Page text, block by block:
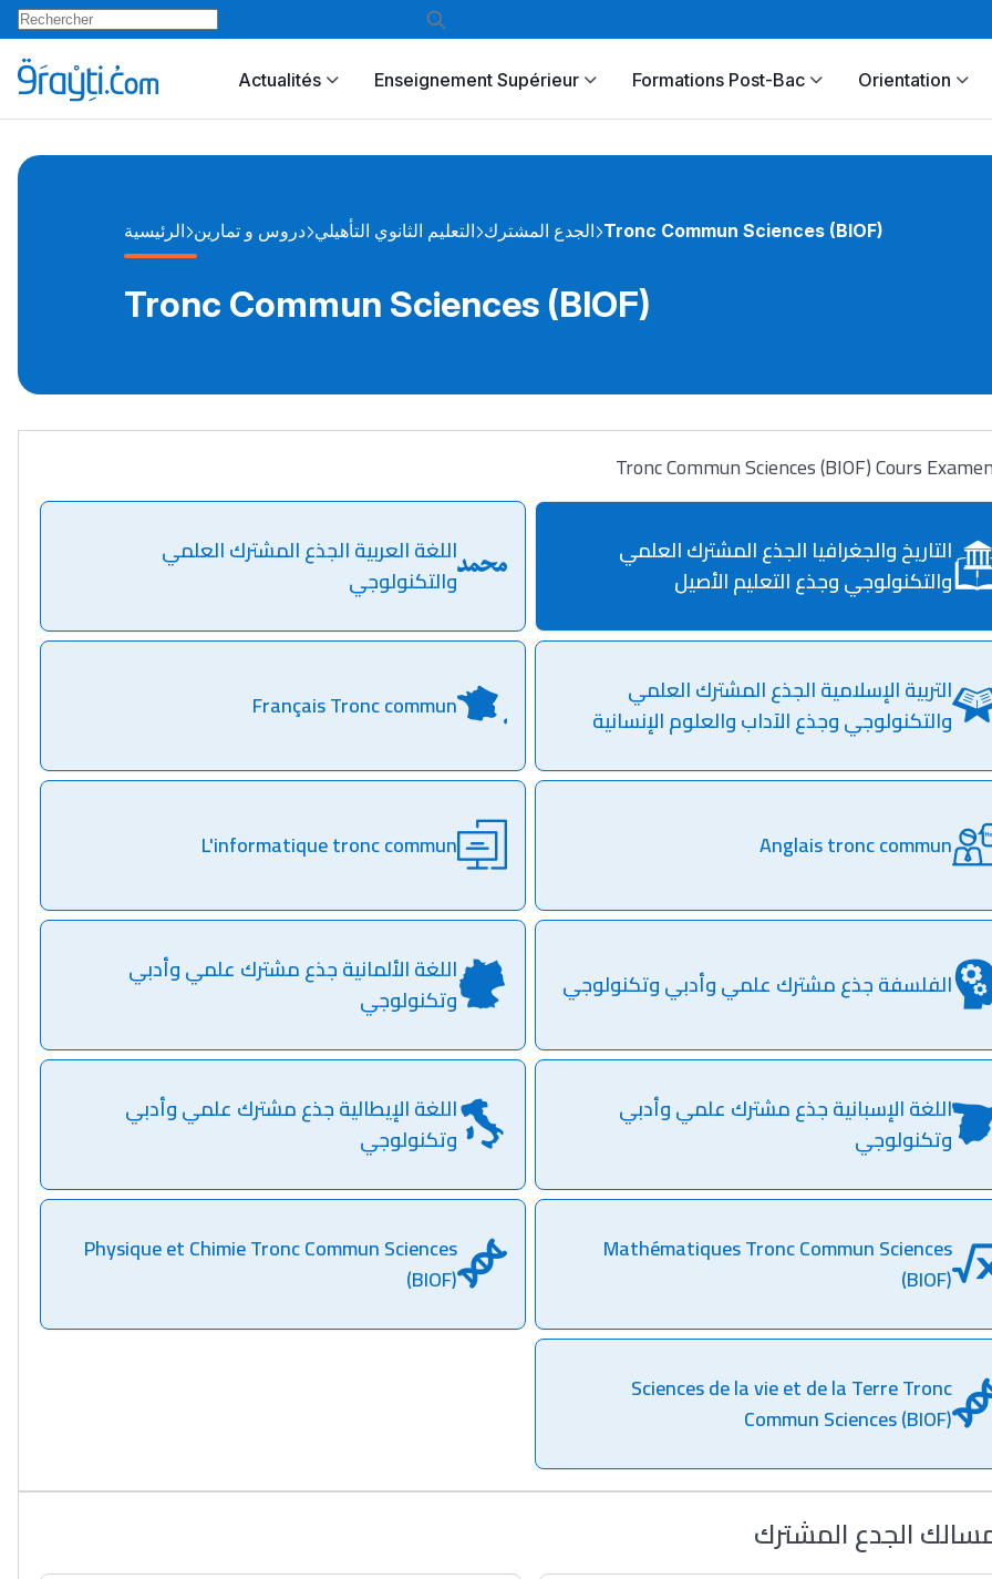
Actualités Enseignement Supérieur Formations Post-Bac Orientation
الرئيسية دروس و تمارين التعليم الثانوي التأهيلي الجدع المشترك Tronc Commun Sciences (BIOF)
Tronc Commun Sciences (BIOF)
Tronc Commun Sciences (BIOF) Cours
التاريخ والجغرافيا الجذع المشترك العلمي
والتكنولوجي وجذع التعليم الأصيل
اللغة العربية الجذع المشترك العلمي
والتكنولوجي
التربية الإسلامية الجذع المشترك العلمي
والتكنولوجي وجذع الآداب والعلوم الإنسانية
Français Tronc commun
Anglais tronc commun
L'informatique tronc commun
الفلسفة جذع مشترك علمي وأدبي وتكنولوجي
اللغة الألمانية جذع مشترك علمي وأدبي
وتكنولوجي
اللغة الإسبانية جذع مشترك علمي وأدبي
وتكنولوجي
اللغة الإيطالية جذع مشترك علمي وأدبي
وتكنولوجي
Mathématiques Tronc Commun Sciences
(BIOF)
Physique et Chimie Tronc Commun Sciences
(BIOF)
Sciences de la vie et de la Terre Tronc
Commun Sciences (BIOF)
الجدع المشترك